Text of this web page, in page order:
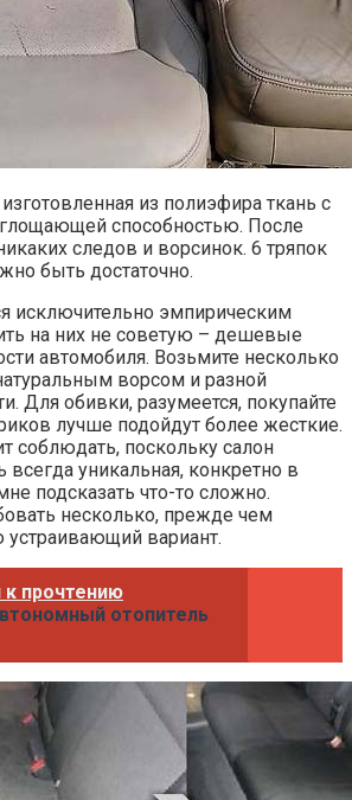
из полиэфира ткань с
способностью. После
следов и ворсинок. 6 тряпок
быть достаточно.
исключительно эмпирическим
на них не советую – дешевые
автомобиля. Возьмите несколько
ворсом и разной
Для обивки, разумеется, покупайте
лучше подойдут более жесткие.
соблюдать, поскольку салон
уникальная, конкретно в
подсказать что-то сложно.
несколько, прежде чем
устраивающий вариант.
прочтению
отопитель